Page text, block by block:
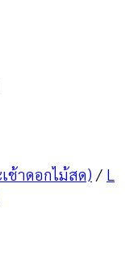
ช้าดอกไม้สด) / L